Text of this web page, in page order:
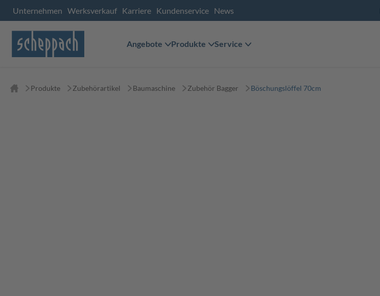
Unternehmen Werksverkauf Karriere Kundenservice News
Angebote Produkte Service
Produkte Zubehörartikel Baumaschine Zubehör Bagger Böschungslöffel 70cm